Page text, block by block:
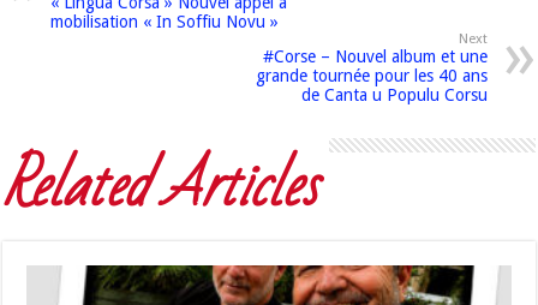
mobilisation « In Soffiu Novu »
Next
#Corse – Nouvel album et une
grande tournée pour les 40 ans
de Canta u Populu Corsu
Related Articles